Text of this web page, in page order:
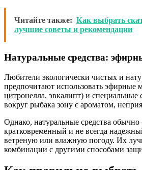
Читайте также: Как выбрать
лучшие советы и рекомендации
Натуральные средства:
Любители экологически чистых и
предпочитают использовать эфирные
цитронелла, эвкалипт) и специальные
вокруг рыбака зону с ароматом,
Однако, натуральные средства
кратковременный и не всегда
ветреную или влажную погоду. Их
комбинации с другими способами